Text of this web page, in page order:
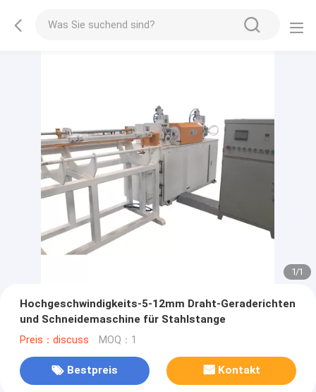
1/1
Hochgeschwindigkeits-5-12mm Draht-Geraderichten
und Schneidemaschine für Stahlstange
Preis：discuss MOQ：1
Bestpreis Kontakt